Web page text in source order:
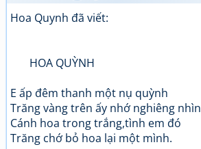
Hoa Quynh đã viết:
HOA QUỲNH
E ấp đêm thanh một nụ quỳnh
Trăng vàng trên ấy nhớ nghiêng nhìn
Cánh hoa trong trắng,tình em đó
Trăng chớ bỏ hoa lại một mình.